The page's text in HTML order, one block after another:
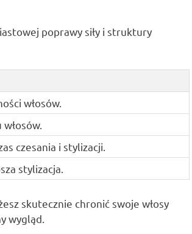
poprawy siły i struktury
włosów.
czesania i stylizacji.
stylizacja.
skutecznie chronić swoje włosy
wygląd.